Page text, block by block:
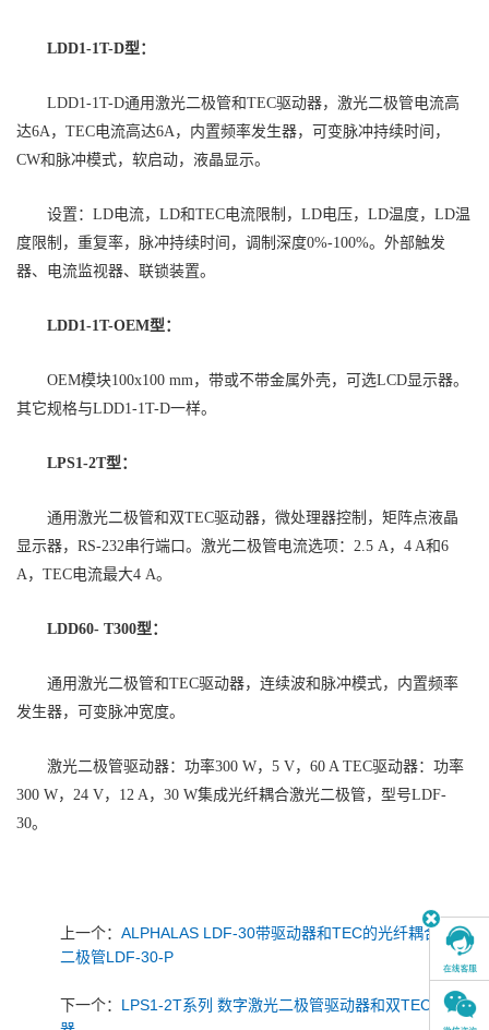
LDD1-1T-D型：
LDD1-1T-D通用激光二极管和TEC驱动器，激光二极管电流高
达6A，TEC电流高达6A，内置频率发生器，可变脉冲持续时间，
CW和脉冲模式，软启动，液晶显示。
设置：LD电流，LD和TEC电流限制，LD电压，LD温度，LD温
度限制，重复率，脉冲持续时间，调制深度0%-100%。外部触发
器、电流监视器、联锁装置。
LDD1-1T-OEM型：
OEM模块100x100 mm，带或不带金属外壳，可选LCD显示器。
其它规格与LDD1-1T-D一样。
LPS1-2T型：
通用激光二极管和双TEC驱动器，微处理器控制，矩阵点液晶
显示器，RS-232串行端口。激光二极管电流选项：2.5 A，4 A和6
A，TEC电流最大4 A。
LDD60- T300型：
通用激光二极管和TEC驱动器，连续波和脉冲模式，内置频率
发生器，可变脉冲宽度。
激光二极管驱动器：功率300 W，5 V，60 A TEC驱动器：功率
300 W，24 V，12 A，30 W集成光纤耦合激光二极管，型号LDF-
30。
上一个： ALPHALAS LDF-30带驱动器和TEC的光纤耦合激光
二极管LDF-30-P
下一个： LPS1-2T系列 数字激光二极管驱动器和双TEC控制